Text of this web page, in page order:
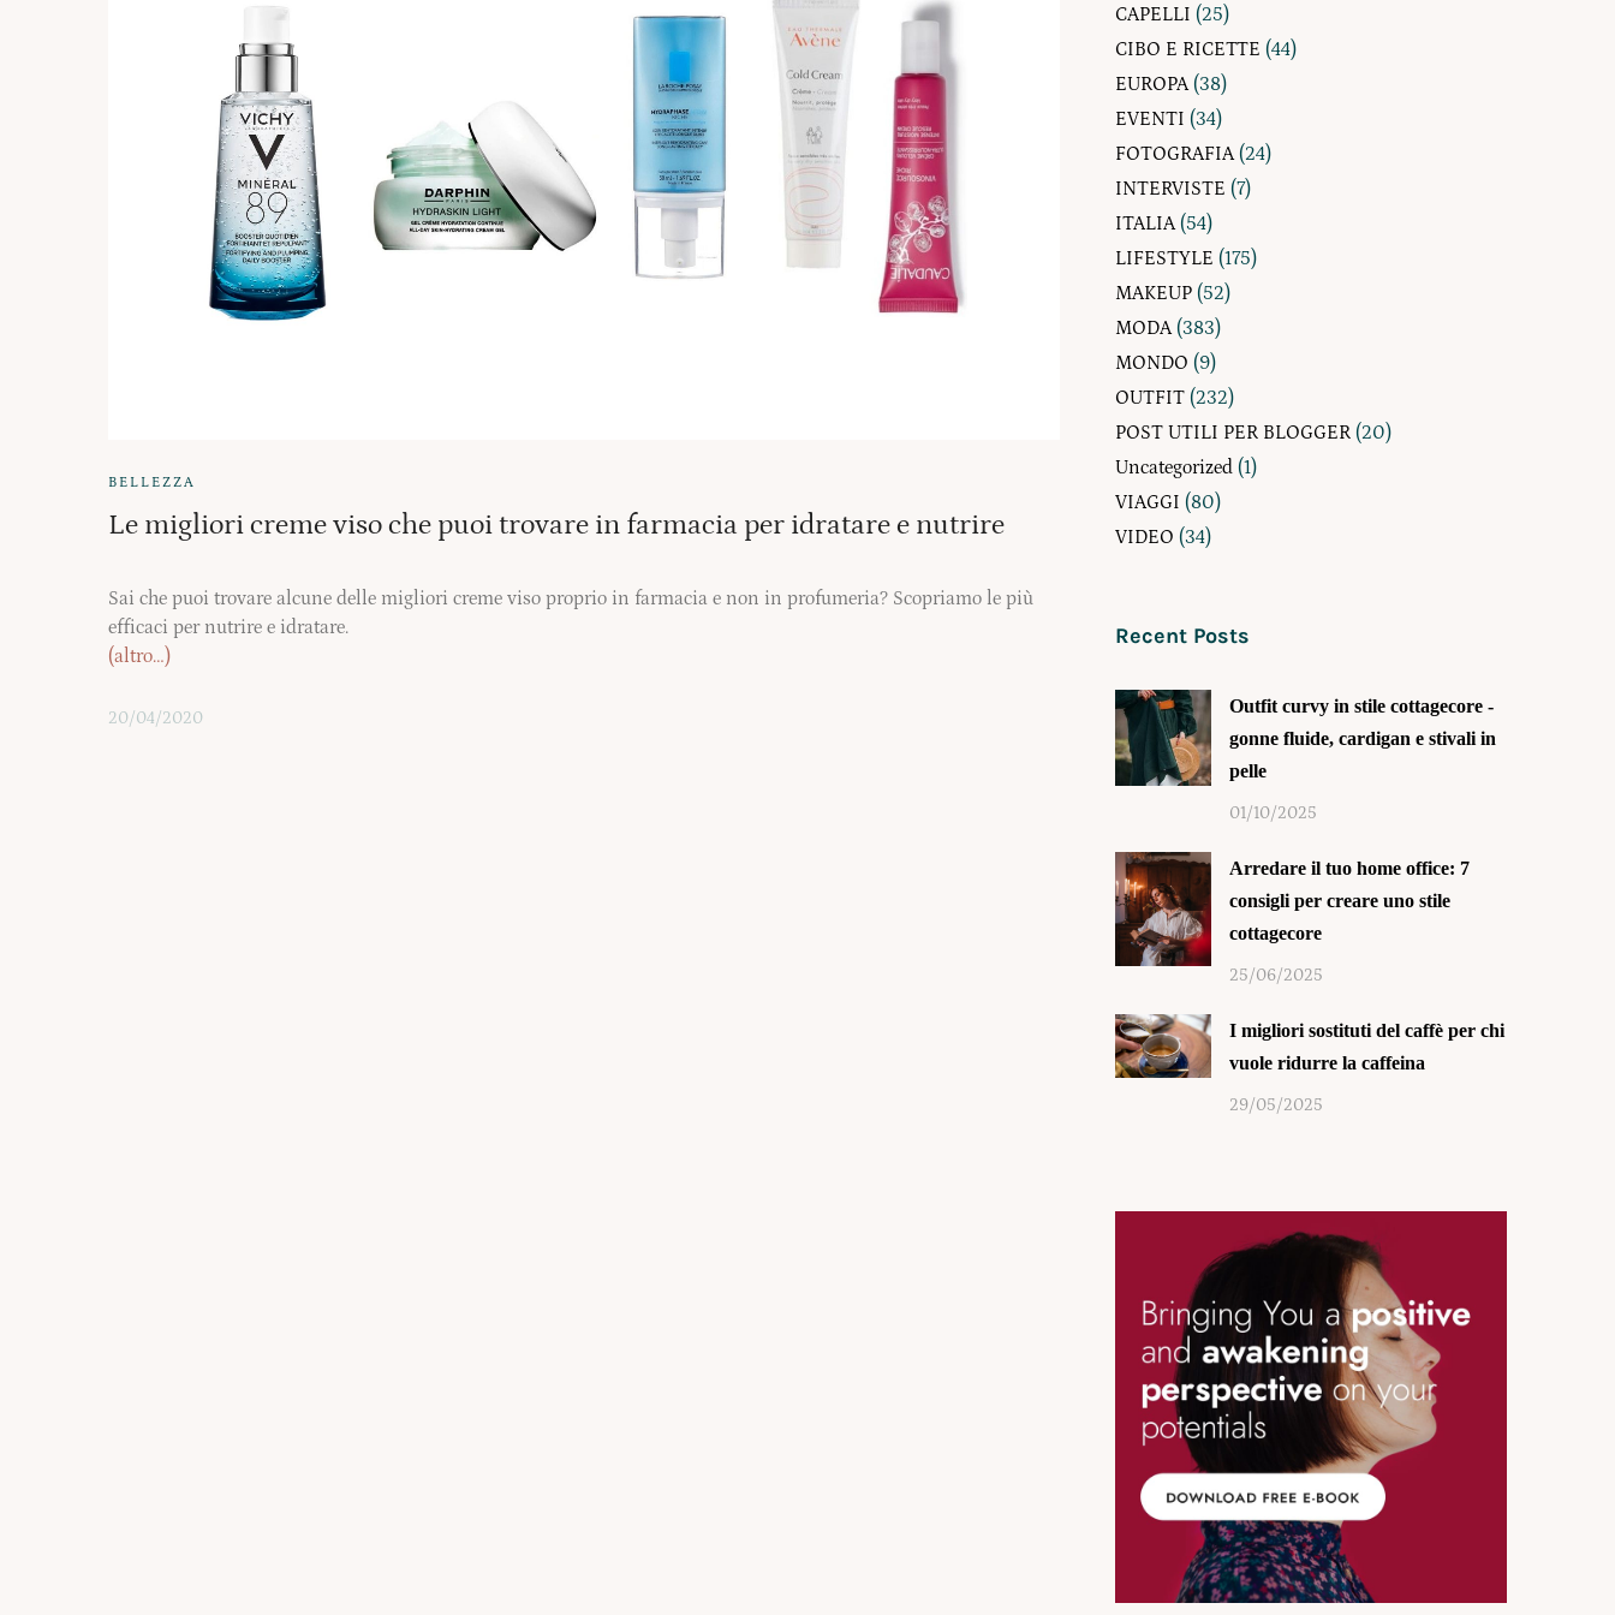
BELLEZZA
Le migliori creme viso che puoi trovare in farmacia per idratare e nutrire
Sai che puoi trovare alcune delle migliori creme viso proprio in farmacia e non in profumeria? Scopriamo le più
efficaci per nutrire e idratare.
(altro…)
20/04/2020
CAPELLI (25)
CIBO E RICETTE (44)
EUROPA(38)
EVENTI (34)
FOTOGRAFIA(24)
INTERVISTE (7)
ITALIA(54)
LIFESTYLE (175)
MAKEUP (52)
MODA(383)
MONDO (9)
OUTFIT (232)
POST UTILI PER BLOGGER (20)
Uncategorized (1)
VIAGGI (80)
VIDEO (34)
Recent Posts
Outfit curvy in stile cottagecore -
gonne fluide, cardigan e stivali in
pelle
01/10/2025
Arredare il tuo home office: 7
consigli per creare uno stile
cottagecore
25/06/2025
I migliori sostituti del caffè per chi
vuole ridurre la caffeina
29/05/2025